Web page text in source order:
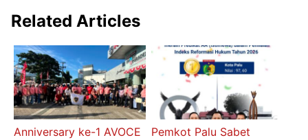
Related Articles
Anniversary ke-1 AVOCE
Pemkot Palu Sabet